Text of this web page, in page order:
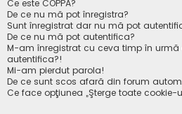
Ce este COPPA?
De ce nu mă pot înregistra?
Sunt înregistrat dar nu mă pot
De ce nu mă pot autentifica?
M-am înregistrat cu ceva timp în
autentifica?!
Mi-am pierdut parola!
De ce sunt scos afară din forum
Ce face opţiunea „Şterge toate cookie-